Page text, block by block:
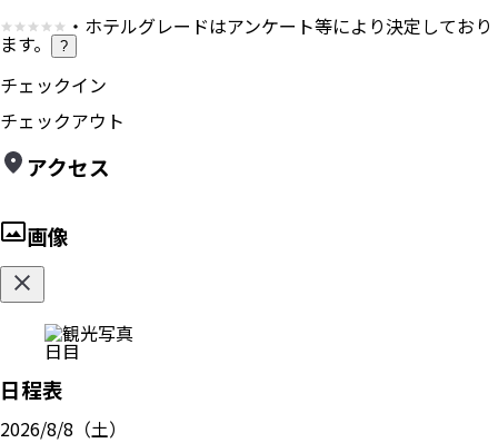
・ホテルグレードはアンケート等により決定しており
ます。 ?
チェックイン
チェックアウト
アクセス
画像
日目
日程表
2026/8/8（土）